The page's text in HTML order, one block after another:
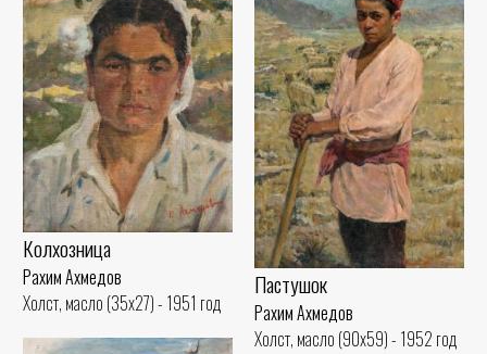
Пастушок
Рахим Ахмедов
Холст, масло (90x59) - 1952 год
Колхозница
Рахим Ахмедов
Холст, масло (35x27) - 1951 год